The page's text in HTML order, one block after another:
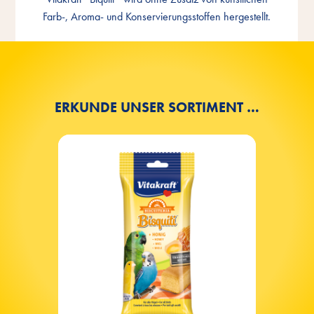
Genuss
Farb-, Aroma- und Konservierungsstoffen hergestellt.
ERKUNDE UNSER SORTIMENT …